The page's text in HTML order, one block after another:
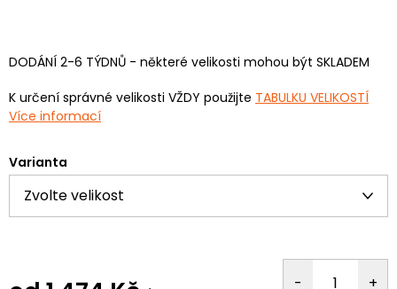
DODÁNÍ 2-6 TÝDNŮ - některé velikosti mohou být SKLADEM
K určení správné velikosti VŽDY použijte TABULKU VELIKOSTÍ
Více informací
Varianta